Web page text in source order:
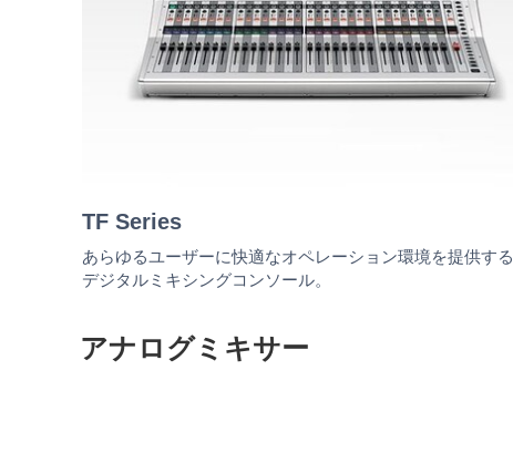
TF Series
あらゆるユーザーに快適なオペレーション環境を提供する
デジタルミキシングコンソール。
アナログミキサー